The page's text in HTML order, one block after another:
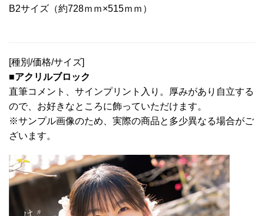
B2サイズ（約728ｍｍ×515ｍｍ）
[種別/価格/サイズ]
■アクリルブロック
直筆コメント、サインプリント入り。厚みがあり自立する
ので、お好きなところに飾っていただけます。
※サンプル画像のため、実際の商品と多少異なる場合がご
ざいます。